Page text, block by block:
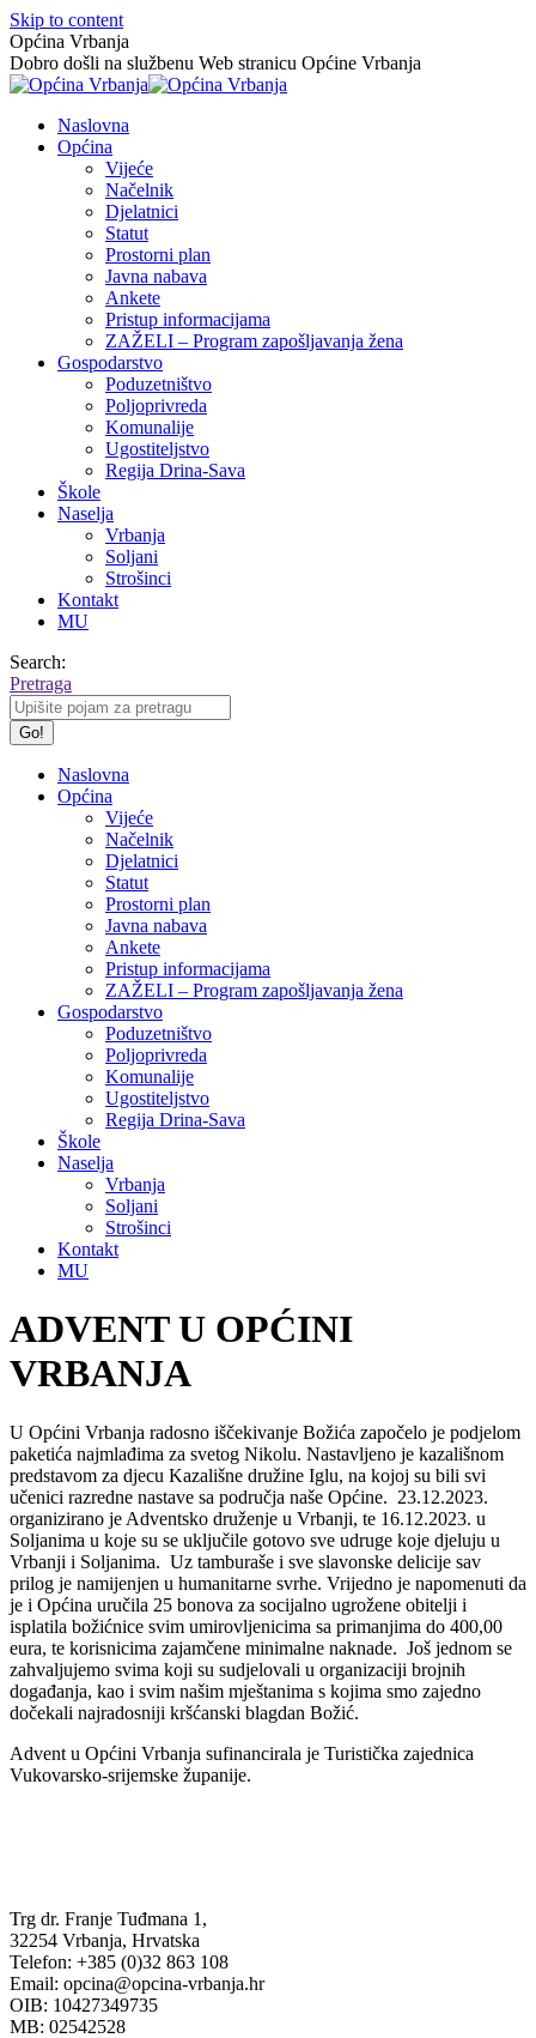
Skip to content
Općina Vrbanja
Dobro došli na službenu Web stranicu Općine Vrbanja
Naslovna
Općina
Vijeće
Načelnik
Djelatnici
Statut
Prostorni plan
Javna nabava
Ankete
Pristup informacijama
ZAŽELI – Program zapošljavanja žena
Gospodarstvo
Poduzetništvo
Poljoprivreda
Komunalije
Ugostiteljstvo
Regija Drina-Sava
Škole
Naselja
Vrbanja
Soljani
Strošinci
Kontakt
MU
Search:
Pretraga
Naslovna
Općina
Vijeće
Načelnik
Djelatnici
Statut
Prostorni plan
Javna nabava
Ankete
Pristup informacijama
ZAŽELI – Program zapošljavanja žena
Gospodarstvo
Poduzetništvo
Poljoprivreda
Komunalije
Ugostiteljstvo
Regija Drina-Sava
Škole
Naselja
Vrbanja
Soljani
Strošinci
Kontakt
MU
ADVENT U OPĆINI
VRBANJA
U Općini Vrbanja radosno iščekivanje Božića započelo je podjelom
paketića najmlađima za svetog Nikolu. Nastavljeno je kazališnom
predstavom za djecu Kazališne družine Iglu, na kojoj su bili svi
učenici razredne nastave sa područja naše Općine. 23.12.2023.
organizirano je Adventsko druženje u Vrbanji, te 16.12.2023. u
Soljanima u koje su se uključile gotovo sve udruge koje djeluju u
Vrbanji i Soljanima. Uz tamburaše i sve slavonske delicije sav
prilog je namijenjen u humanitarne svrhe. Vrijedno je napomenuti da
je i Općina uručila 25 bonova za socijalno ugrožene obitelji i
isplatila božićnice svim umirovljenicima sa primanjima do 400,00
eura, te korisnicima zajamčene minimalne naknade. Još jednom se
zahvaljujemo svima koji su sudjelovali u organizaciji brojnih
događanja, kao i svim našim mještanima s kojima smo zajedno
dočekali najradosniji kršćanski blagdan Božić.
Advent u Općini Vrbanja sufinancirala je Turistička zajednica
Vukovarsko-srijemske županije.
Trg dr. Franje Tuđmana 1,
32254 Vrbanja, Hrvatska
Telefon: +385 (0)32 863 108
Email: opcina@opcina-vrbanja.hr
OIB: 10427349735
MB: 02542528